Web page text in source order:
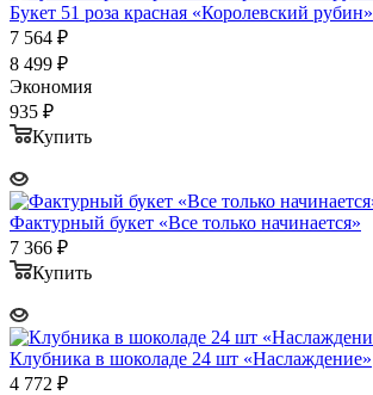
Букет 51 роза красная «Королевский рубин»
7 564 ₽
8 499 ₽
Экономия
935 ₽
Купить
Фактурный букет «Все только начинается»
7 366 ₽
Купить
Клубника в шоколаде 24 шт «Наслаждение»
4 772 ₽